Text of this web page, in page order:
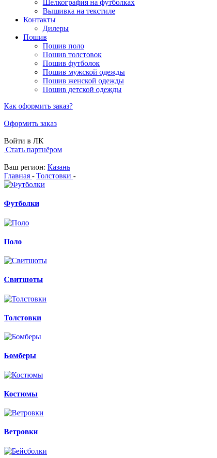
Шелкография на футболках
Вышивка на текстиле
Контакты
Дилеры
Пошив
Пошив поло
Пошив толстовок
Пошив футболок
Пошив мужской одежды
Пошив женской одежды
Пошив детской одежды
Как оформить заказ?
Оформить заказ
Войти в ЛК
Стать партнёром
Ваш регион: Казань
Главная - Толстовки -
Футболки
Поло
Свитшоты
Толстовки
Бомберы
Костюмы
Ветровки